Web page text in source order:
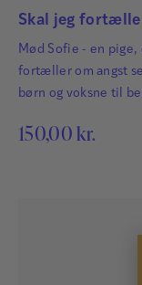
Skal jeg fortælle
Mød Sofie - en
fortæller om angst
børn og voksne til
150,00 kr.